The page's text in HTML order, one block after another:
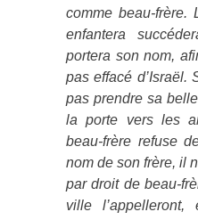
comme beau-frère.
enfantera
portera son nom,
pas effacé d’Israël.
pas prendre sa
la porte vers les
beau-frère refuse
nom de son frère, il
par droit de beau-
ville